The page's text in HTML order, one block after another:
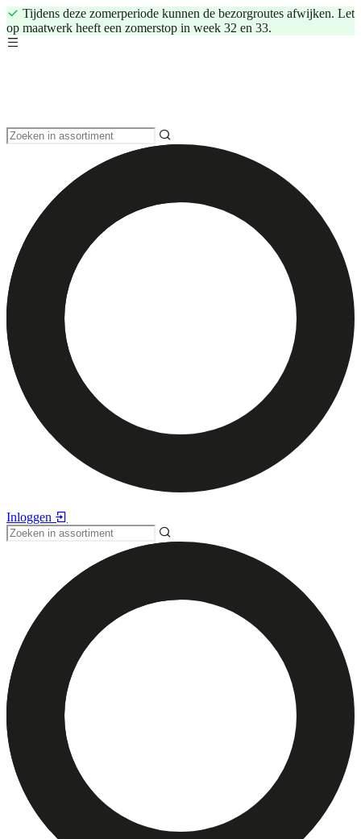
Tijdens deze zomerperiode kunnen de bezorgroutes afwijken. Let
op maatwerk heeft een zomerstop in week 32 en 33.
Inloggen